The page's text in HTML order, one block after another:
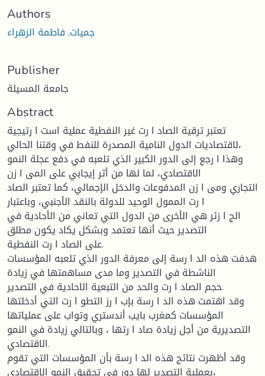
Authors
جميات, فاطمة الزهراء
Publisher
جامعة المسيلة
Abstract
تعتبر ترقیة الصاد ا رت غیر النفطیة عملیة است ا رتیجیة
لاقتصادیات الدول النامیة المصدرة للنفط في وقتنا الحالي،
وهذا ا رجع إلى الدور الكبیر الذي تلعبه في دفع عجلة النمو
الاقتصادي، لما لها من أثر إیجابي على المی ا زن
التجاري ومی ا زن المدفوعات والدخل الإجمالي، كما تعتبر الصاد
ا رت الممول الوحید للدولة بالنقد الأجنبي، وباعتبار
الج ا زئر هي الأخرى من الدول التي تعاني من الأحادیة في
التصدیر حیث أنها تعتمد وبشكل یكاد یكون مطلق
على الصاد ا رت النفطیة.
هدفت هذه الد ا رسة إلى معرفة الدور الذي تلعبه المؤسسات
الناشطة في التصدیر وما مدى مساهمتها في زیادة
حجم الصاد ا رت والحد من التبعیة الاحادیة في التصدیر.
وقد اهتمت هذه الد ا رسة بإب ا رز التطو ا رت التي أدخلتها
المؤسسات كمغرب بایب أندستري وتواب على عملیاتها
التصدیریة من أجل زیادة صاد ا رتها ، وبالتالي زیادة في النمو
الاقتصادي.
وقد أظهرت نتائج هذه الد ا رسة بأن المؤسسات التي تقوم
بعملیة التصدیر لها دور في تحقیق النمو الاقتصادي،